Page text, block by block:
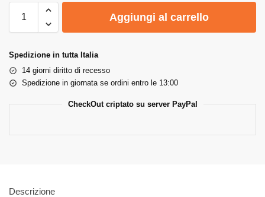
Aggiungi al carrello
Spedizione in tutta Italia
14 giorni diritto di recesso
Spedizione in giornata se ordini entro le 13:00
CheckOut criptato su server PayPal
Descrizione